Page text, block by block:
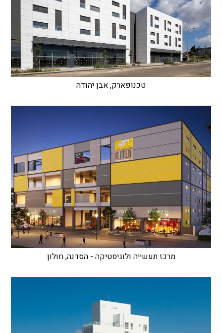
טכנופארק, אבן יהודה
מרכז תעשייה ולוגיסטיקה - הסדנה, חולון